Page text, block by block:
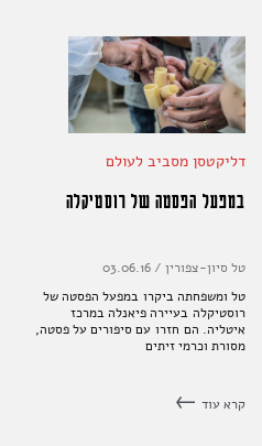
דליקטסן מסביב לעולם
במפעל הפסטה של רוסטיקלה
טל סיון-צפורין /
03.06.16
טל ומשפחתה ביקרו במפעל הפסטה של
רוסטיקלה בעיירה פיאנלה במרכז
איטליה. הם חזרו עם סיפורים על פסטה,
מסורת וכרמי זיתים
קרא עוד